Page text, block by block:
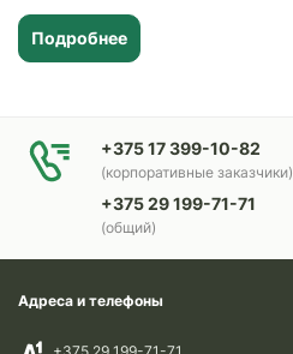
Подробнее
+375 17 399-10-82
(корпоративные заказчики)
+375 29 199-71-71
(общий)
Адреса и телефоны